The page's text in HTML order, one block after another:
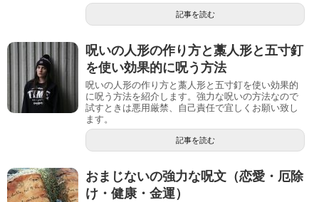
記事を読む
呪いの人形の作り方と藁人形と五寸釘
を使い効果的に呪う方法
呪いの人形の作り方と藁人形と五寸釘を使い効果的
に呪う方法を紹介します。強力な呪いの方法なので
試すときは悪用厳禁、自己責任で宜しくお願い致し
ます。
記事を読む
おまじないの強力な呪文（恋愛・厄除
け・健康・金運）